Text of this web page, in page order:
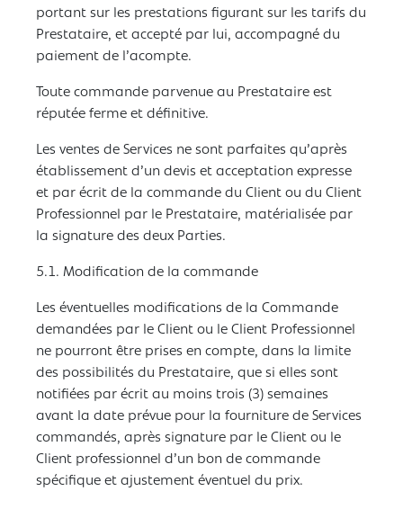
portant sur les prestations figurant sur les tarifs du
Prestataire, et accepté par lui, accompagné du
paiement de l’acompte.
Toute commande parvenue au Prestataire est
réputée ferme et définitive.
Les ventes de Services ne sont parfaites qu’après
établissement d’un devis et acceptation expresse
et par écrit de la commande du Client ou du Client
Professionnel par le Prestataire, matérialisée par
la signature des deux Parties.
5.1. Modification de la commande
Les éventuelles modifications de la Commande
demandées par le Client ou le Client Professionnel
ne pourront être prises en compte, dans la limite
des possibilités du Prestataire, que si elles sont
notifiées par écrit au moins trois (3) semaines
avant la date prévue pour la fourniture de Services
commandés, après signature par le Client ou le
Client professionnel d’un bon de commande
spécifique et ajustement éventuel du prix.